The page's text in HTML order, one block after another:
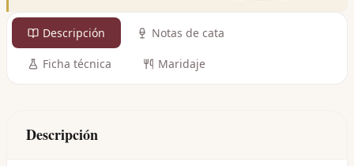
Descripción Notas de cata
Ficha técnica Maridaje
Descripción